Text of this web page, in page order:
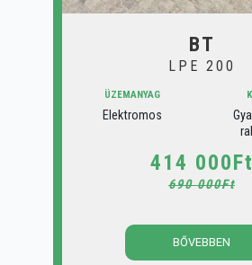
BT
LPE 200
ÜZEMANYAG
Elektromos
414 000Ft
690 000Ft
BŐVEBBEN